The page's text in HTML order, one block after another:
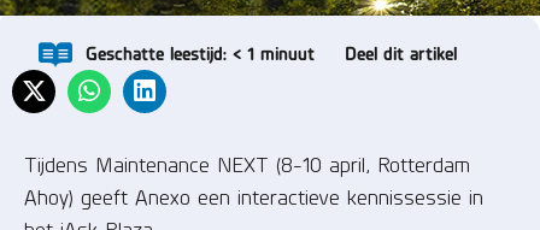
Geschatte leestijd: < 1 minuut Deel dit artikel
Tijdens Maintenance NEXT (8-10 april, Rotterdam
Ahoy) geeft Anexo een interactieve kennissessie in